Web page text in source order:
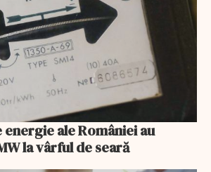
ale României au
la vârful de seară